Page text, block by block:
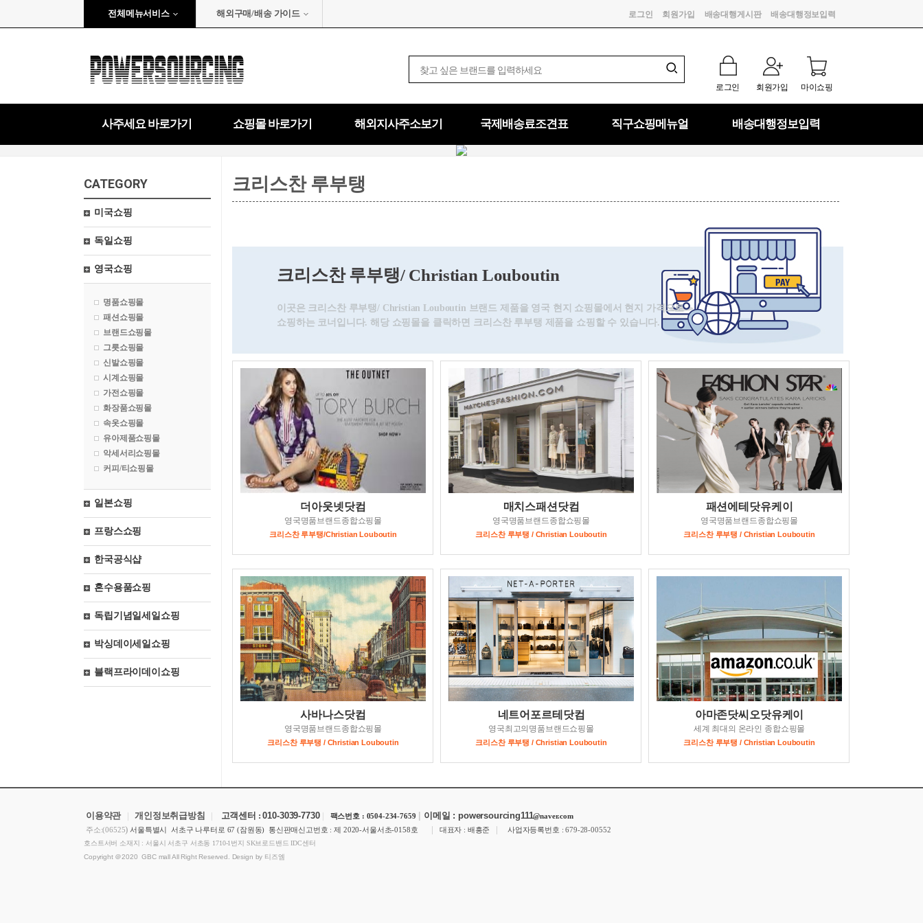
전체메뉴서비스 해외구매/배송 가이드 로그인 회원가입 배송대행게시판 배송대행정보입력
로그인 회원가입 마이쇼핑
사주세요 바로가기 쇼핑몰 바로가기 해외지사주소보기 국제배송료조견표 직구쇼핑메뉴얼 배송대행정보입력
CATEGORY
미국쇼핑
독일쇼핑
영국쇼핑
명품쇼핑몰
패션쇼핑몰
브랜드쇼핑몰
그릇쇼핑몰
신발쇼핑몰
시계쇼핑몰
가전쇼핑몰
화장품쇼핑몰
속옷쇼핑몰
유아제품쇼핑몰
악세서리쇼핑몰
커피/티쇼핑몰
일본쇼핑
프랑스쇼핑
한국공식샵
혼수용품쇼핑
독립기념일세일쇼핑
박싱데이세일쇼핑
블랙프라이데이쇼핑
크리스찬 루부탱
크리스찬 루부탱/ Christian Louboutin
이곳은 크리스찬 루부탱/ Christian Louboutin 브랜드 제품을 영국 현지 쇼핑몰에서 현지 가격으로
쇼핑하는 코너입니다. 해당 쇼핑몰을 클릭하면 크리스찬 루부탱 제품을 쇼핑할 수 있습니다.
더아웃넷닷컴
영국명품브랜드종합쇼핑몰
크리스찬 루부탱/Christian Louboutin
매치스패션닷컴
영국명품브랜드종합쇼핑몰
크리스찬 루부탱 / Christian Louboutin
패션에테닷유케이
영국명품브랜드종합쇼핑몰
크리스찬 루부탱 / Christian Louboutin
사바나스닷컴
영국명품브랜드종합쇼핑몰
크리스찬 루부탱 / Christian Louboutin
네트어포르테닷컴
영국최고의명품브랜드쇼핑몰
크리스찬 루부탱 / Christian Louboutin
아마존닷씨오닷유케이
세계 최대의 온라인 종합쇼핑몰
크리스찬 루부탱 / Christian Louboutin
이용약관 |개인정보취급방침 | 고객센터 :010-3039-7730 | 팩스번호 : 0504-234-7659 이메일 : powersourcing111@naver.com
주소:(06525) 서울특별시 서초구 나루터로 67 (잠원동) 통신판매신고번호 : 제 2020-서울서초-0158호 | 대표자 : 배흥준 | 사업자등록번호 :679-28-00552
호스트서버 소재지 : 서울시 서초구 서초동 1710-1번지 SK브로드밴드 IDC센터
Copyright ＠2020 GBC mall All Right Reserved. Design by 티즈엠